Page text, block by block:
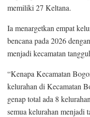
memiliki 27 Keltana.
Ia menargetkan empat
bencana pada 2026
menjadi kecamatan
“Kenapa Kecamatan
kelurahan di Kecamatan
genap total ada 8
semua kelurahan menjadi